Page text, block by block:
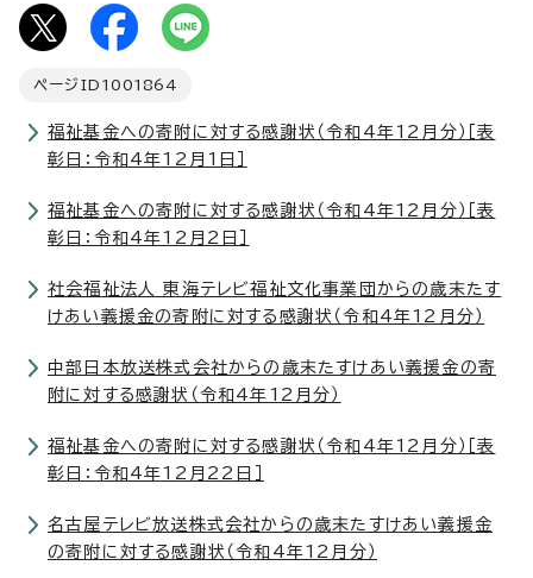
ページID 1001864
福祉基金への寄附に対する感謝状（令和4年12月分）［表
彰日：令和4年12月1日］
福祉基金への寄附に対する感謝状（令和4年12月分）［表
彰日：令和4年12月2日］
社会福祉法人 東海テレビ福祉文化事業団からの歳末たす
けあい義援金の寄附に対する感謝状（令和4年12月分）
中部日本放送株式会社からの歳末たすけあい義援金の寄
附に対する感謝状（令和4年12月分）
福祉基金への寄附に対する感謝状（令和4年12月分）［表
彰日：令和4年12月22日］
名古屋テレビ放送株式会社からの歳末たすけあい義援金
の寄附に対する感謝状（令和4年12月分）